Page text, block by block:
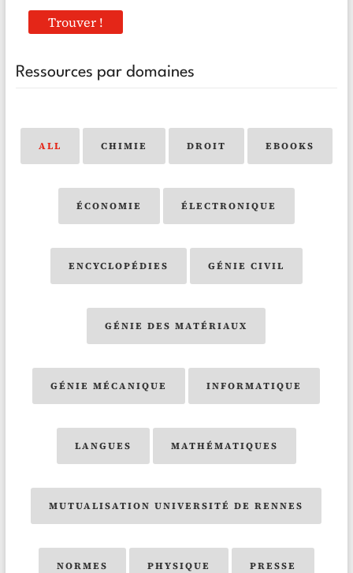
Ressources par domaines
ALL CHIMIE DROIT EBOOKS
ÉCONOMIE ÉLECTRONIQUE
ENCYCLOPÉDIES GÉNIE CIVIL
GÉNIE DES MATÉRIAUX
GÉNIE MÉCANIQUE INFORMATIQUE
LANGUES MATHÉMATIQUES
MUTUALISATION UNIVERSITÉ DE RENNES
NORMES PHYSIQUE PRESSE